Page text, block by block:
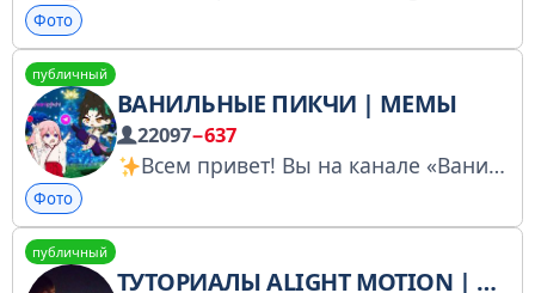
Фото
публичный
ВАНИЛЬНЫЕ ПИКЧИ | МЕМЫ
22097−637
Всем привет! Вы на канале «Ванильные Пикчи».
Фото
публичный
ТУТОРИАЛЫ ALIGHT MOTION | NODE VIDEO